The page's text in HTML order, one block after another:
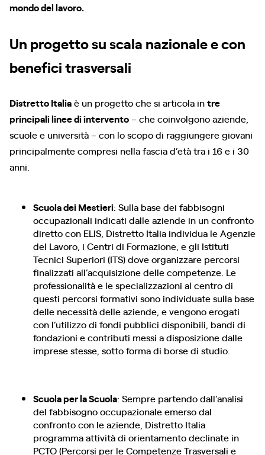
mondo del lavoro.
Un progetto su scala nazionale e con
benefici trasversali
Distretto Italiaè un progetto che si articola intre
principali linee di intervento– che coinvolgono aziende,
scuole e università – con lo scopo di raggiungere giovani
principalmente compresi nella fascia d’età tra i 16 e i 30
anni.
Scuola dei Mestieri: Sulla base dei fabbisogni
occupazionali indicati dalle aziende in un confronto
diretto con ELIS, Distretto Italia individua le Agenzie
del Lavoro, i Centri di Formazione, e gli Istituti
Tecnici Superiori (ITS) dove organizzare percorsi
finalizzati all’acquisizione delle competenze. Le
professionalità e le specializzazioni al centro di
questi percorsi formativi sono individuate sulla base
delle necessità delle aziende, e vengono erogati
con l’utilizzo di fondi pubblici disponibili, bandi di
fondazioni e contributi messi a disposizione dalle
imprese stesse, sotto forma di borse di studio.
Scuola per la Scuola: Sempre partendo dall’analisi
del fabbisogno occupazionale emerso dal
confronto con le aziende, Distretto Italia
programma attività di orientamento declinate in
PCTO (Percorsi per le Competenze Trasversali e